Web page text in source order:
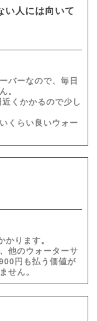
い人には向いて
バーなので、毎日
。
くかかるので少し
くらい良いウォー
ります。
他のウォーターサ
円も払う価値が
せん。